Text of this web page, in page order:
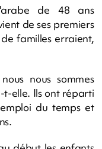
de 48 ans
de ses premiers
familles erraient,
nous sommes
t-elle. Ils ont réparti
du temps et